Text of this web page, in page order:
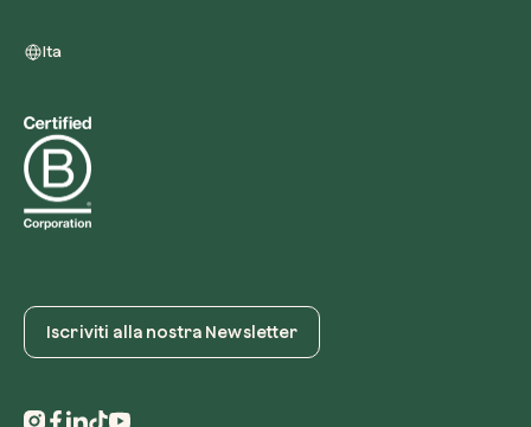
Ita
Iscriviti alla nostra Newsletter